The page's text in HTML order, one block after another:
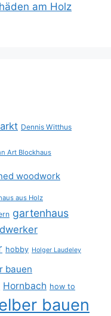
am Holz
Dennis Witthus
Art Blockhaus
woodwork
aus Holz
gartenhaus
hobby Holger Laudeley
bauen
Hornbach how to
bauen